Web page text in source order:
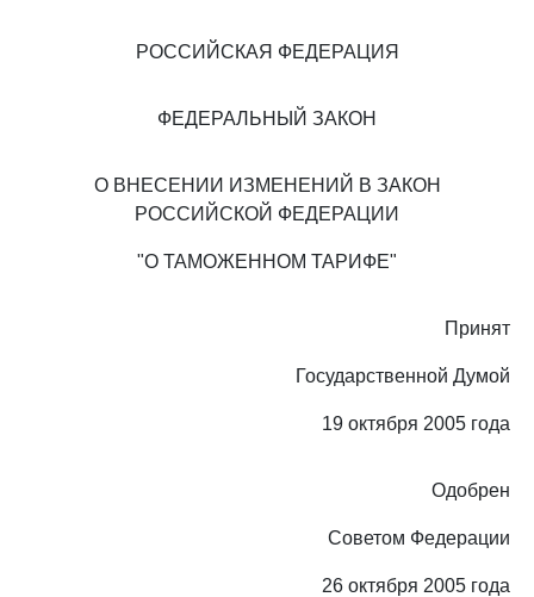
РОССИЙСКАЯ ФЕДЕРАЦИЯ
ФЕДЕРАЛЬНЫЙ ЗАКОН
О ВНЕСЕНИИ ИЗМЕНЕНИЙ В ЗАКОН
РОССИЙСКОЙ ФЕДЕРАЦИИ
"О ТАМОЖЕННОМ ТАРИФЕ"
Принят
Государственной Думой
19 октября 2005 года
Одобрен
Советом Федерации
26 октября 2005 года